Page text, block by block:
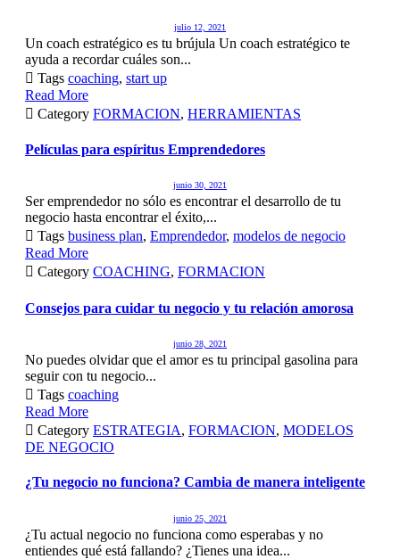
julio 12, 2021
Un coach estratégico es tu brújula Un coach estratégico te
ayuda a recordar cuáles son...
 Tags coaching, start up
Read More
 Category FORMACION, HERRAMIENTAS
Películas para espíritus Emprendedores
junio 30, 2021
Ser emprendedor no sólo es encontrar el desarrollo de tu
negocio hasta encontrar el éxito,...
 Tags business plan, Emprendedor, modelos de negocio
Read More
 Category COACHING, FORMACION
Consejos para cuidar tu negocio y tu relación amorosa
junio 28, 2021
No puedes olvidar que el amor es tu principal gasolina para
seguir con tu negocio...
 Tags coaching
Read More
 Category ESTRATEGIA, FORMACION, MODELOS
DE NEGOCIO
¿Tu negocio no funciona? Cambia de manera inteligente
junio 25, 2021
¿Tu actual negocio no funciona como esperabas y no
entiendes qué está fallando? ¿Tienes una idea...